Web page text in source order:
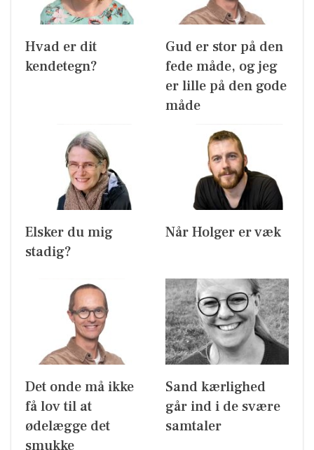
Hvad er dit
kendetegn?
Gud er stor på den
fede måde, og jeg
er lille på den gode
måde
Elsker du mig
stadig?
Når Holger er væk
Det onde må ikke
få lov til at
ødelægge det
smukke
Sand kærlighed
går ind i de svære
samtaler